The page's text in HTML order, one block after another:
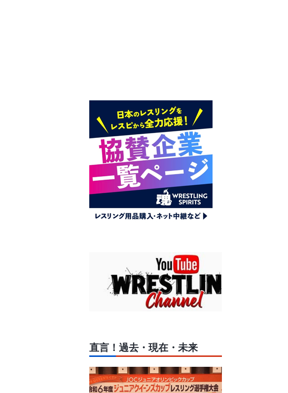
直言！過去・現在・未来